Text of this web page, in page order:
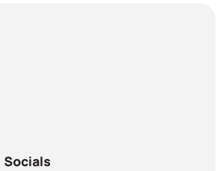
Socials